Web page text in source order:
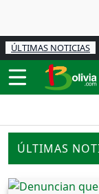
ÚLTIMAS NOTICIAS
ÚLTIMAS